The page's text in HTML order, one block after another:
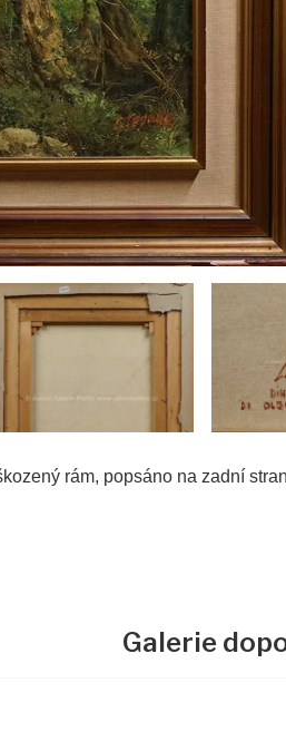
rám, popsáno na zadní
Galerie